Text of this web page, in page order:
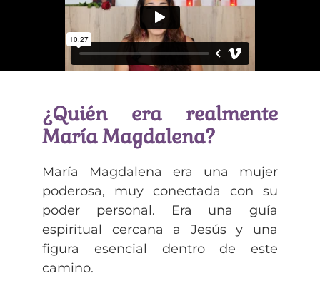
¿Quién era realmente
María Magdalena?
María Magdalena era una mujer
poderosa, muy conectada con su
poder personal. Era una guía
espiritual cercana a Jesús y una
figura esencial dentro de este
camino.